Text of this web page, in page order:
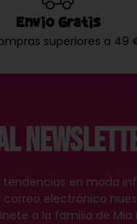
Envío Gratis
superiores a 49
tendencias en moda
electrónico
a la familia de Mia